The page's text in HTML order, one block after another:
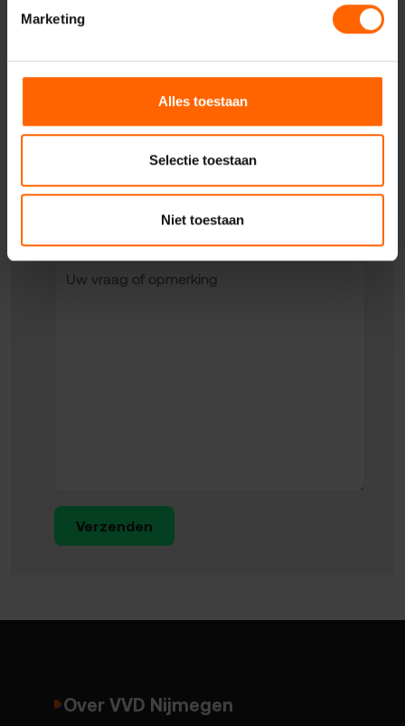
Marketing
Alles toestaan
Selectie toestaan
Niet toestaan
Uw telefoonnummer*
Geadresseerde
Uw vraag of opmerking
Verzenden
Over VVD Nijmegen